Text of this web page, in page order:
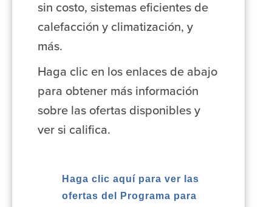
sin costo, sistemas eficientes de
calefacción y climatización, y
más.
Haga clic en los enlaces de abajo
para obtener más información
sobre las ofertas disponibles y
ver si califica.
Haga clic aquí para ver las
ofertas del Programa para